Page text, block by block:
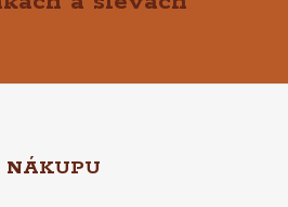
NÁKUPU